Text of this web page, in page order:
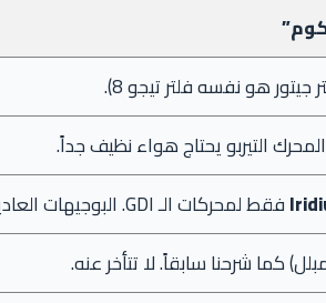
جيتور هو نفسه فلتر تيجو 8).
فقط لمحركات الـ GDI. البوجيهات العادية ستسبب تقطيع.
كما شرحنا سابقاً. لا تتأخر عنه.